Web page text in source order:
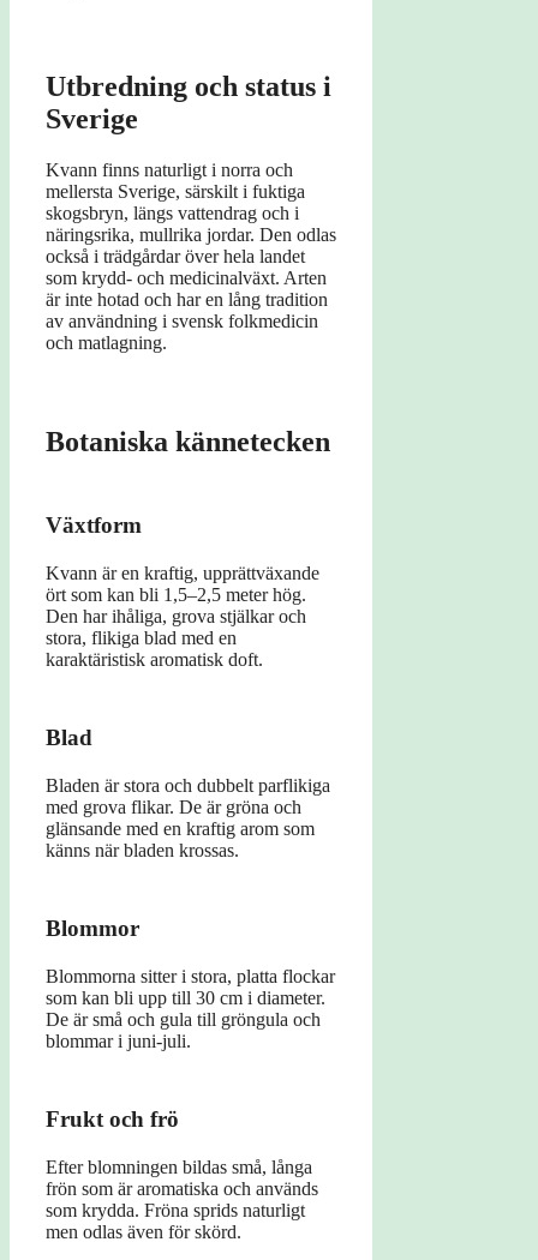
Utbredning och status i
Sverige
Kvann finns naturligt i norra och
mellersta Sverige, särskilt i fuktiga
skogsbryn, längs vattendrag och i
näringsrika, mullrika jordar. Den odlas
också i trädgårdar över hela landet
som krydd- och medicinalväxt. Arten
är inte hotad och har en lång tradition
av användning i svensk folkmedicin
och matlagning.
Botaniska kännetecken
Växtform
Kvann är en kraftig, upprättväxande
ört som kan bli 1,5–2,5 meter hög.
Den har ihåliga, grova stjälkar och
stora, flikiga blad med en
karaktäristisk aromatisk doft.
Blad
Bladen är stora och dubbelt parflikiga
med grova flikar. De är gröna och
glänsande med en kraftig arom som
känns när bladen krossas.
Blommor
Blommorna sitter i stora, platta flockar
som kan bli upp till 30 cm i diameter.
De är små och gula till gröngula och
blommar i juni-juli.
Frukt och frö
Efter blomningen bildas små, långa
frön som är aromatiska och används
som krydda. Fröna sprids naturligt
men odlas även för skörd.